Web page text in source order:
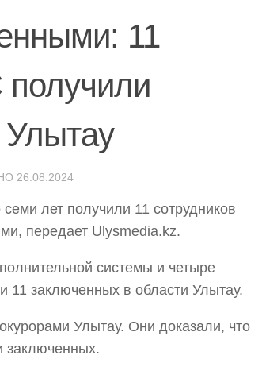
11
26.08.2024
лет получили 11 сотрудников
передает Ulysmedia.kz.
системы и четыре
11 заключенных в области Улытау.
Улытау. Они доказали, что
заключенных.